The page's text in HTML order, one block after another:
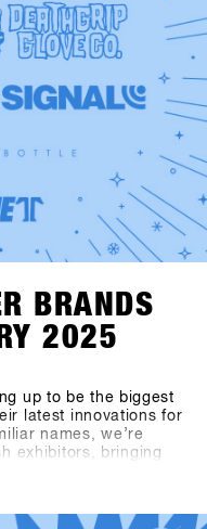
BRANDS
2025
up to be the biggest
latest innovations for
names, we’re
exhibitors, bringing